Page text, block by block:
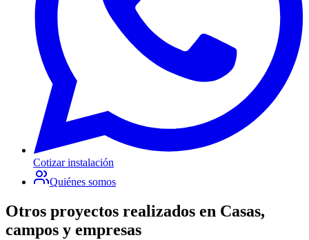
Cotizar instalación
Quiénes somos
Otros proyectos realizados en Casas,
campos y empresas